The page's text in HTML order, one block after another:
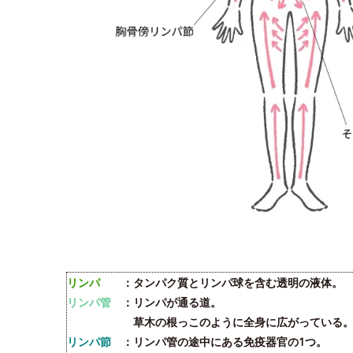
リンパ：タンパク質とリンパ球を含む透明の液体。
リンパ管 ：リンパが通る道。
草木の根っこのように全身に広がっている。
リンパ節 ：リンパ管の途中にある免疫器官の1つ。